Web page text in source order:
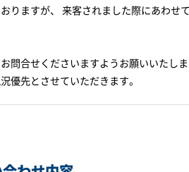
りますが、 来客されました際にあわせ
問合せくださいますようお願いいたしま
優先とさせていただきます。